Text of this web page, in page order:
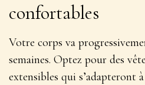
confortables
Votre corps va
semaines. Optez pour des
extensibles qui s’adapteront